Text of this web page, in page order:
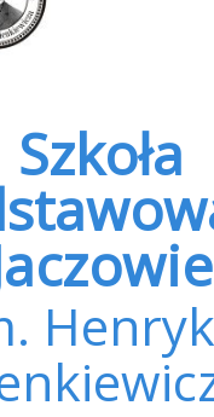
Szkoła